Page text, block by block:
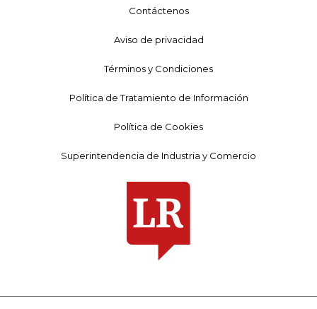
Contáctenos
Aviso de privacidad
Términos y Condiciones
Política de Tratamiento de Información
Política de Cookies
Superintendencia de Industria y Comercio